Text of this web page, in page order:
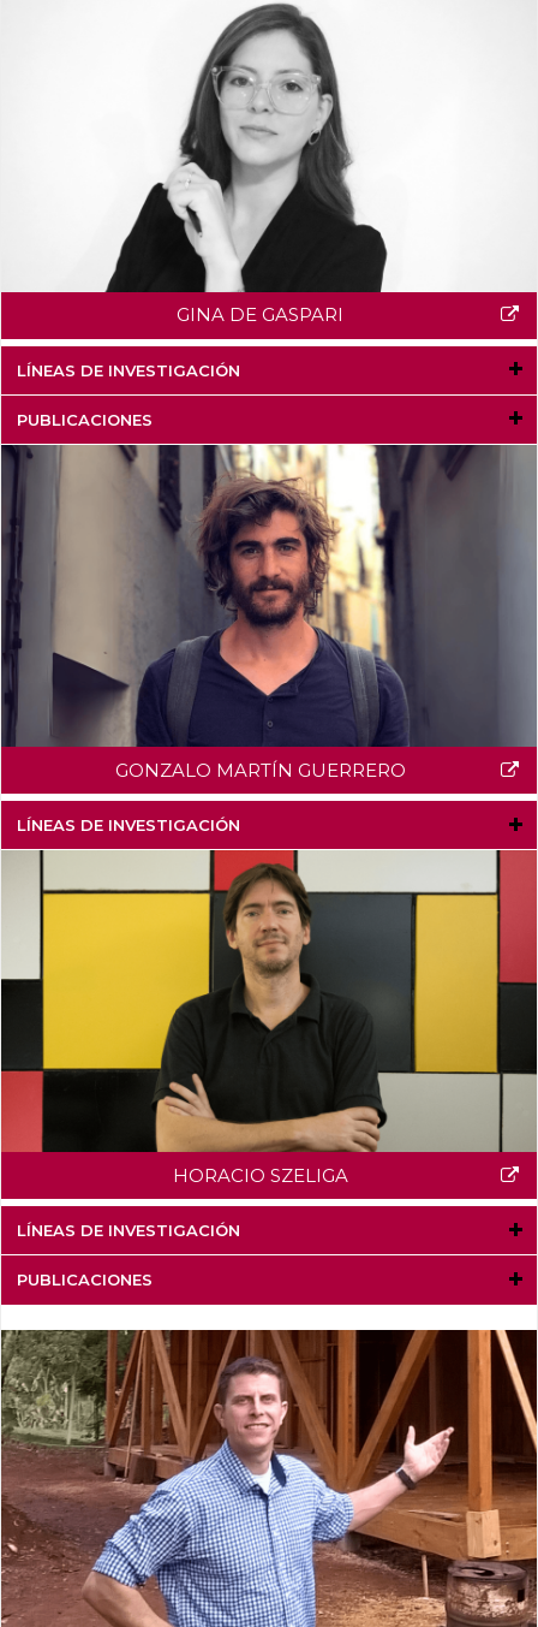
GINA DE GASPARI
LÍNEAS DE INVESTIGACIÓN
PUBLICACIONES
GONZALO MARTÍN GUERRERO
LÍNEAS DE INVESTIGACIÓN
HORACIO SZELIGA
LÍNEAS DE INVESTIGACIÓN
PUBLICACIONES